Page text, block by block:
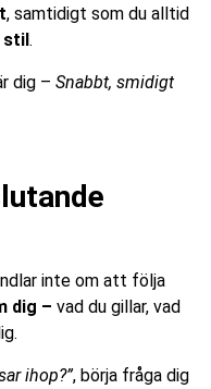
, samtidigt som du alltid
.
dig –Snabbt, smidigt
inte om att följa
dig – vad du gillar, vad
ihop?”, börja fråga dig